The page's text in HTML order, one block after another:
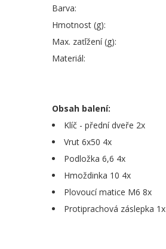
Barva:
Hmotnost (g):
Max. zaťížení (g):
Materiál:
Obsah balení:
Klíč - přední dveře 2x
Vrut 6x50 4x
Podložka 6,6 4x
Hmoždinka 10 4x
Plovoucí matice M6 8x
Protiprachová záslepka 1x